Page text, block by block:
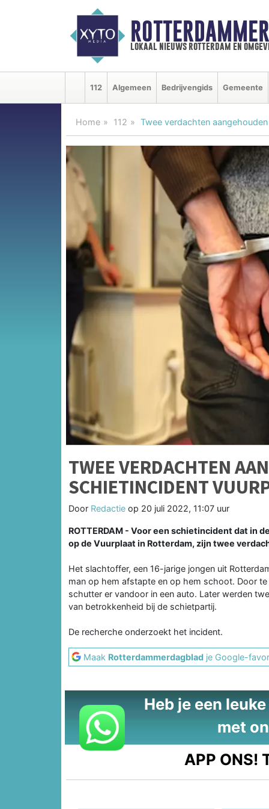
lokaal nieuws rotterdam en
112 Algemeen Bedrijvengids Gemeente
Home 112 Twee verdachten
TWEE VERDACHTEN
SCHIETINCIDENT
Door Redactie op 20 juli 2022, 11:07 uur
ROTTERDAM - Voor een schietincident dat in
op de Vuurplaat in Rotterdam, zijn twee
Het slachtoffer, een 16-jarige jongen uit
man op hem afstapte en op hem schoot. Door
schutter er vandoor in een auto. Later werden
van betrokkenheid bij de schietpartij.
De recherche onderzoekt het incident.
Maak Rotterdammerdagblad je Google-
Heb je een
met
APP ONS!